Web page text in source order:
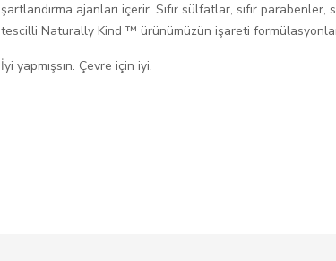
şartlandırma ajanları içerir. Sıfır sülfatlar, sıfır
tescilli Naturally Kind ™ ürünümüzün işareti
İyi yapmışsın. Çevre için iyi.